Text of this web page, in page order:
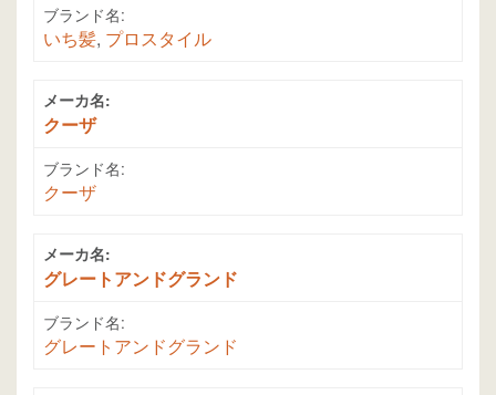
ブランド名:
いち髪, プロスタイル
メーカ名:
クーザ
ブランド名:
クーザ
メーカ名:
グレートアンドグランド
ブランド名:
グレートアンドグランド